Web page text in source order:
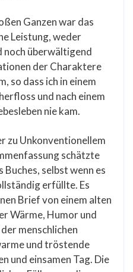
Ganzen war das
Leistung, weder
noch überwältigend
der Charaktere
so dass ich in einem
und nach einem
nie kam.
zu Unkonventionellem
schätzte
Buches, selbst wenn es
erfüllte. Es
Brief von einem alten
Wärme, Humor und
menschlichen
und tröstende
und einsamen Tag. Die